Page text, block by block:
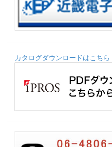
カタログダウンロードはこちら